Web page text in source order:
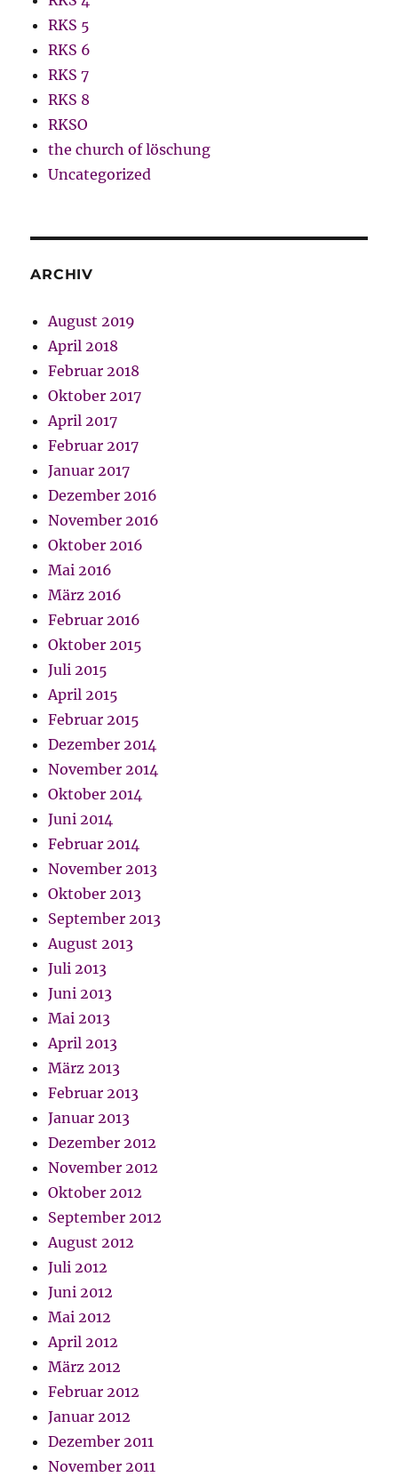
RKS 5
RKS 6
RKS 7
RKS 8
RKSO
the church of löschung
Uncategorized
ARCHIV
August 2019
April 2018
Februar 2018
Oktober 2017
April 2017
Februar 2017
Januar 2017
Dezember 2016
November 2016
Oktober 2016
Mai 2016
März 2016
Februar 2016
Oktober 2015
Juli 2015
April 2015
Februar 2015
Dezember 2014
November 2014
Oktober 2014
Juni 2014
Februar 2014
November 2013
Oktober 2013
September 2013
August 2013
Juli 2013
Juni 2013
Mai 2013
April 2013
März 2013
Februar 2013
Januar 2013
Dezember 2012
November 2012
Oktober 2012
September 2012
August 2012
Juli 2012
Juni 2012
Mai 2012
April 2012
März 2012
Februar 2012
Januar 2012
Dezember 2011
November 2011